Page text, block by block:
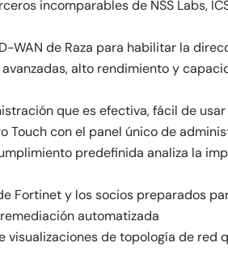
incomparables de NSS Labs,
WAN de Raza para habilitar la
alto rendimiento y
que es efectiva, fácil de
Touch con el panel único de
predefinida analiza la
Fortinet y los socios preparados
automatizada
visualizaciones de topología de